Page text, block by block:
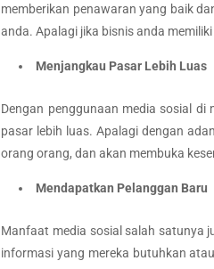
memberikan penawaran yang baik
anda. Apalagi jika bisnis anda
Menjangkau Pasar Lebih Luas
Dengan penggunaan media sosial
pasar lebih luas. Apalagi dengan
orang orang, dan akan membuka
Mendapatkan Pelanggan Baru
Manfaat media sosial salah satunya
informasi yang mereka butuhkan